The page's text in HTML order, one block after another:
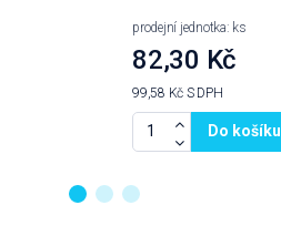
prodejní jednotka: ks
82,30 Kč
99,58 Kč S DPH
Do košíku